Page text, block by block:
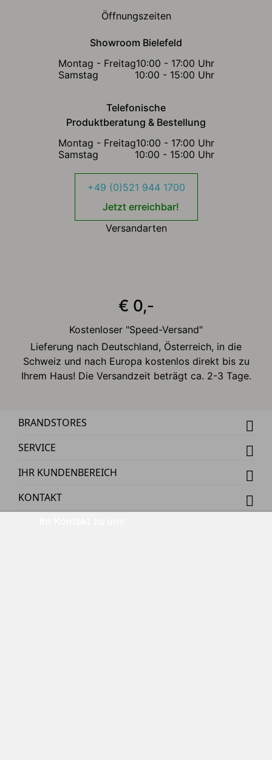
Öffnungszeiten
Showroom Bielefeld
Montag - Freitag10:00 - 17:00 Uhr
Samstag
10:00 - 15:00 Uhr
Telefonische
Produktberatung & Bestellung
Montag - Freitag10:00 - 17:00 Uhr
Samstag
10:00 - 15:00 Uhr
+49 (0)521 944 1700
Jetzt erreichbar!
Versandarten
€ 0,-
Kostenloser "Speed-Versand"
Lieferung nach Deutschland, Österreich, in die
Schweiz und nach Europa kostenlos direkt bis zu
Ihrem Haus! Die Versandzeit beträgt ca. 2-3 Tage.
BRANDSTORES
SERVICE
IHR KUNDENBEREICH
KONTAKT